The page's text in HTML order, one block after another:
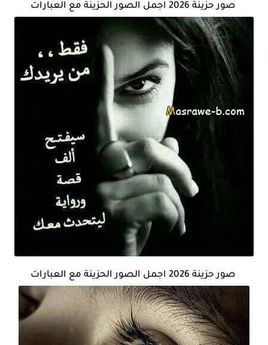
صور حزينة 2026 اجمل الصور الحزينة مع العبارات
صور حزينة 2026 اجمل الصور الحزينة مع العبارات